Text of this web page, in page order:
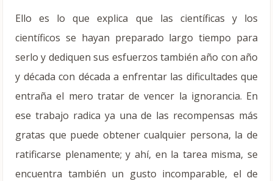
Ello es lo que explica que las científicas y los
científicos se hayan preparado largo tiempo para
serlo y dediquen sus esfuerzos también año con año
y década con década a enfrentar las dificultades que
entraña el mero tratar de vencer la ignorancia. En
ese trabajo radica ya una de las recompensas más
gratas que puede obtener cualquier persona, la de
ratificarse plenamente; y ahí, en la tarea misma, se
encuentra también un gusto incomparable, el de